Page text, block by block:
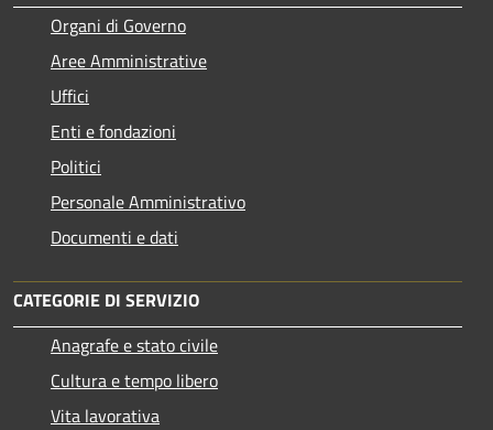
Organi di Governo
Aree Amministrative
Uffici
Enti e fondazioni
Politici
Personale Amministrativo
Documenti e dati
CATEGORIE DI SERVIZIO
Anagrafe e stato civile
Cultura e tempo libero
Vita lavorativa